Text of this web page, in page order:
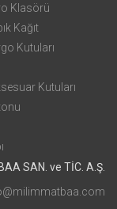
Klasörü
Kağıt
Kutuları
Kutuları
SAN. ve TİC. A.Ş.